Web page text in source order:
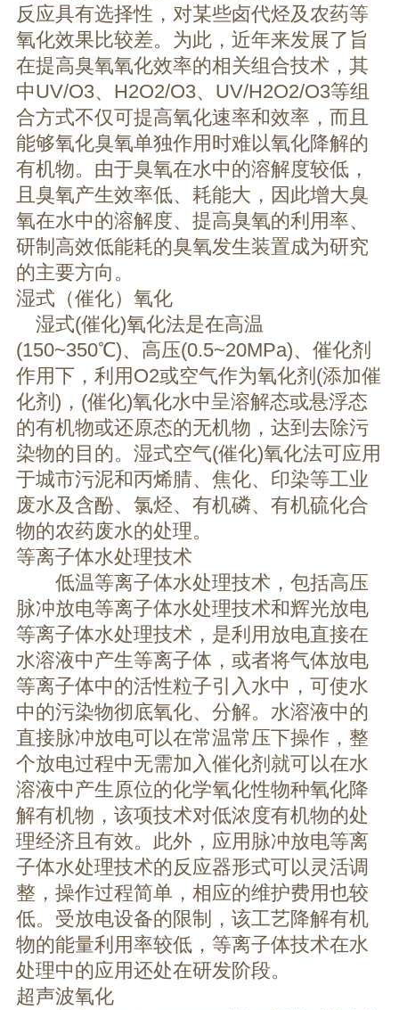
反应具有选择性，对某些卤代烃及农药等
氧化效果比较差。为此，近年来发展了旨
在提高臭氧氧化效率的相关组合技术，其
中UV/O3、H2O2/O3、UV/H2O2/O3等组
合方式不仅可提高氧化速率和效率，而且
能够氧化臭氧单独作用时难以氧化降解的
有机物。由于臭氧在水中的溶解度较低，
且臭氧产生效率低、耗能大，因此增大臭
氧在水中的溶解度、提高臭氧的利用率、
研制高效低能耗的臭氧发生装置成为研究
的主要方向。
湿式（催化）氧化
湿式(催化)氧化法是在高温
(150~350℃)、高压(0.5~20MPa)、催化剂
作用下，利用O2或空气作为氧化剂(添加催
化剂)，(催化)氧化水中呈溶解态或悬浮态
的有机物或还原态的无机物，达到去除污
染物的目的。湿式空气(催化)氧化法可应用
于城市污泥和丙烯腈、焦化、印染等工业
废水及含酚、氯烃、有机磷、有机硫化合
物的农药废水的处理。
等离子体水处理技术
低温等离子体水处理技术，包括高压
脉冲放电等离子体水处理技术和辉光放电
等离子体水处理技术，是利用放电直接在
水溶液中产生等离子体，或者将气体放电
等离子体中的活性粒子引入水中，可使水
中的污染物彻底氧化、分解。水溶液中的
直接脉冲放电可以在常温常压下操作，整
个放电过程中无需加入催化剂就可以在水
溶液中产生原位的化学氧化性物种氧化降
解有机物，该项技术对低浓度有机物的处
理经济且有效。此外，应用脉冲放电等离
子体水处理技术的反应器形式可以灵活调
整，操作过程简单，相应的维护费用也较
低。受放电设备的限制，该工艺降解有机
物的能量利用率较低，等离子体技术在水
处理中的应用还处在研发阶段。
超声波氧化